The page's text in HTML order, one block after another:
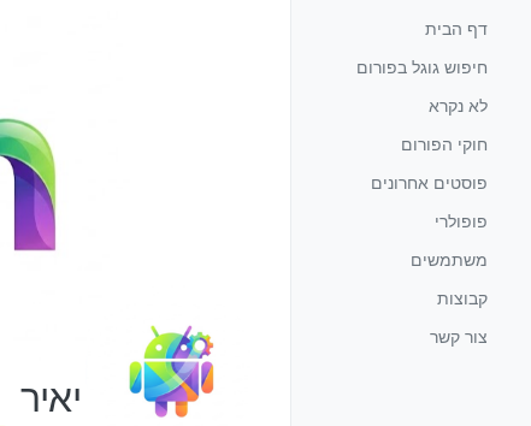
דף הבית
חיפוש גוגל בפורום
לא נקרא
חוקי הפורום
פוסטים אחרונים
פופולרי
משתמשים
קבוצות
צור קשר
יאיר